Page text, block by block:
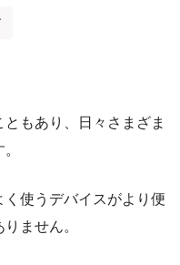
もあり、日々さまざま
使うデバイスがより便
ません。